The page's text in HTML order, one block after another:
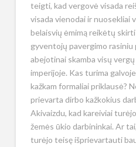
teigti, kad vergovė visada
visada vienodai ir nuosekliai
belaisvių ėmimą reikėtų
gyventojų pavergimo rasiniu
abejotinai skamba visų
imperijoje. Kas turima
kažkam formaliai priklausė?
prievarta dirbo kažkokius
Akivaizdu, kad kareiviai
žemės ūkio darbininkai. Ar
turėjo teisę išprievartauti